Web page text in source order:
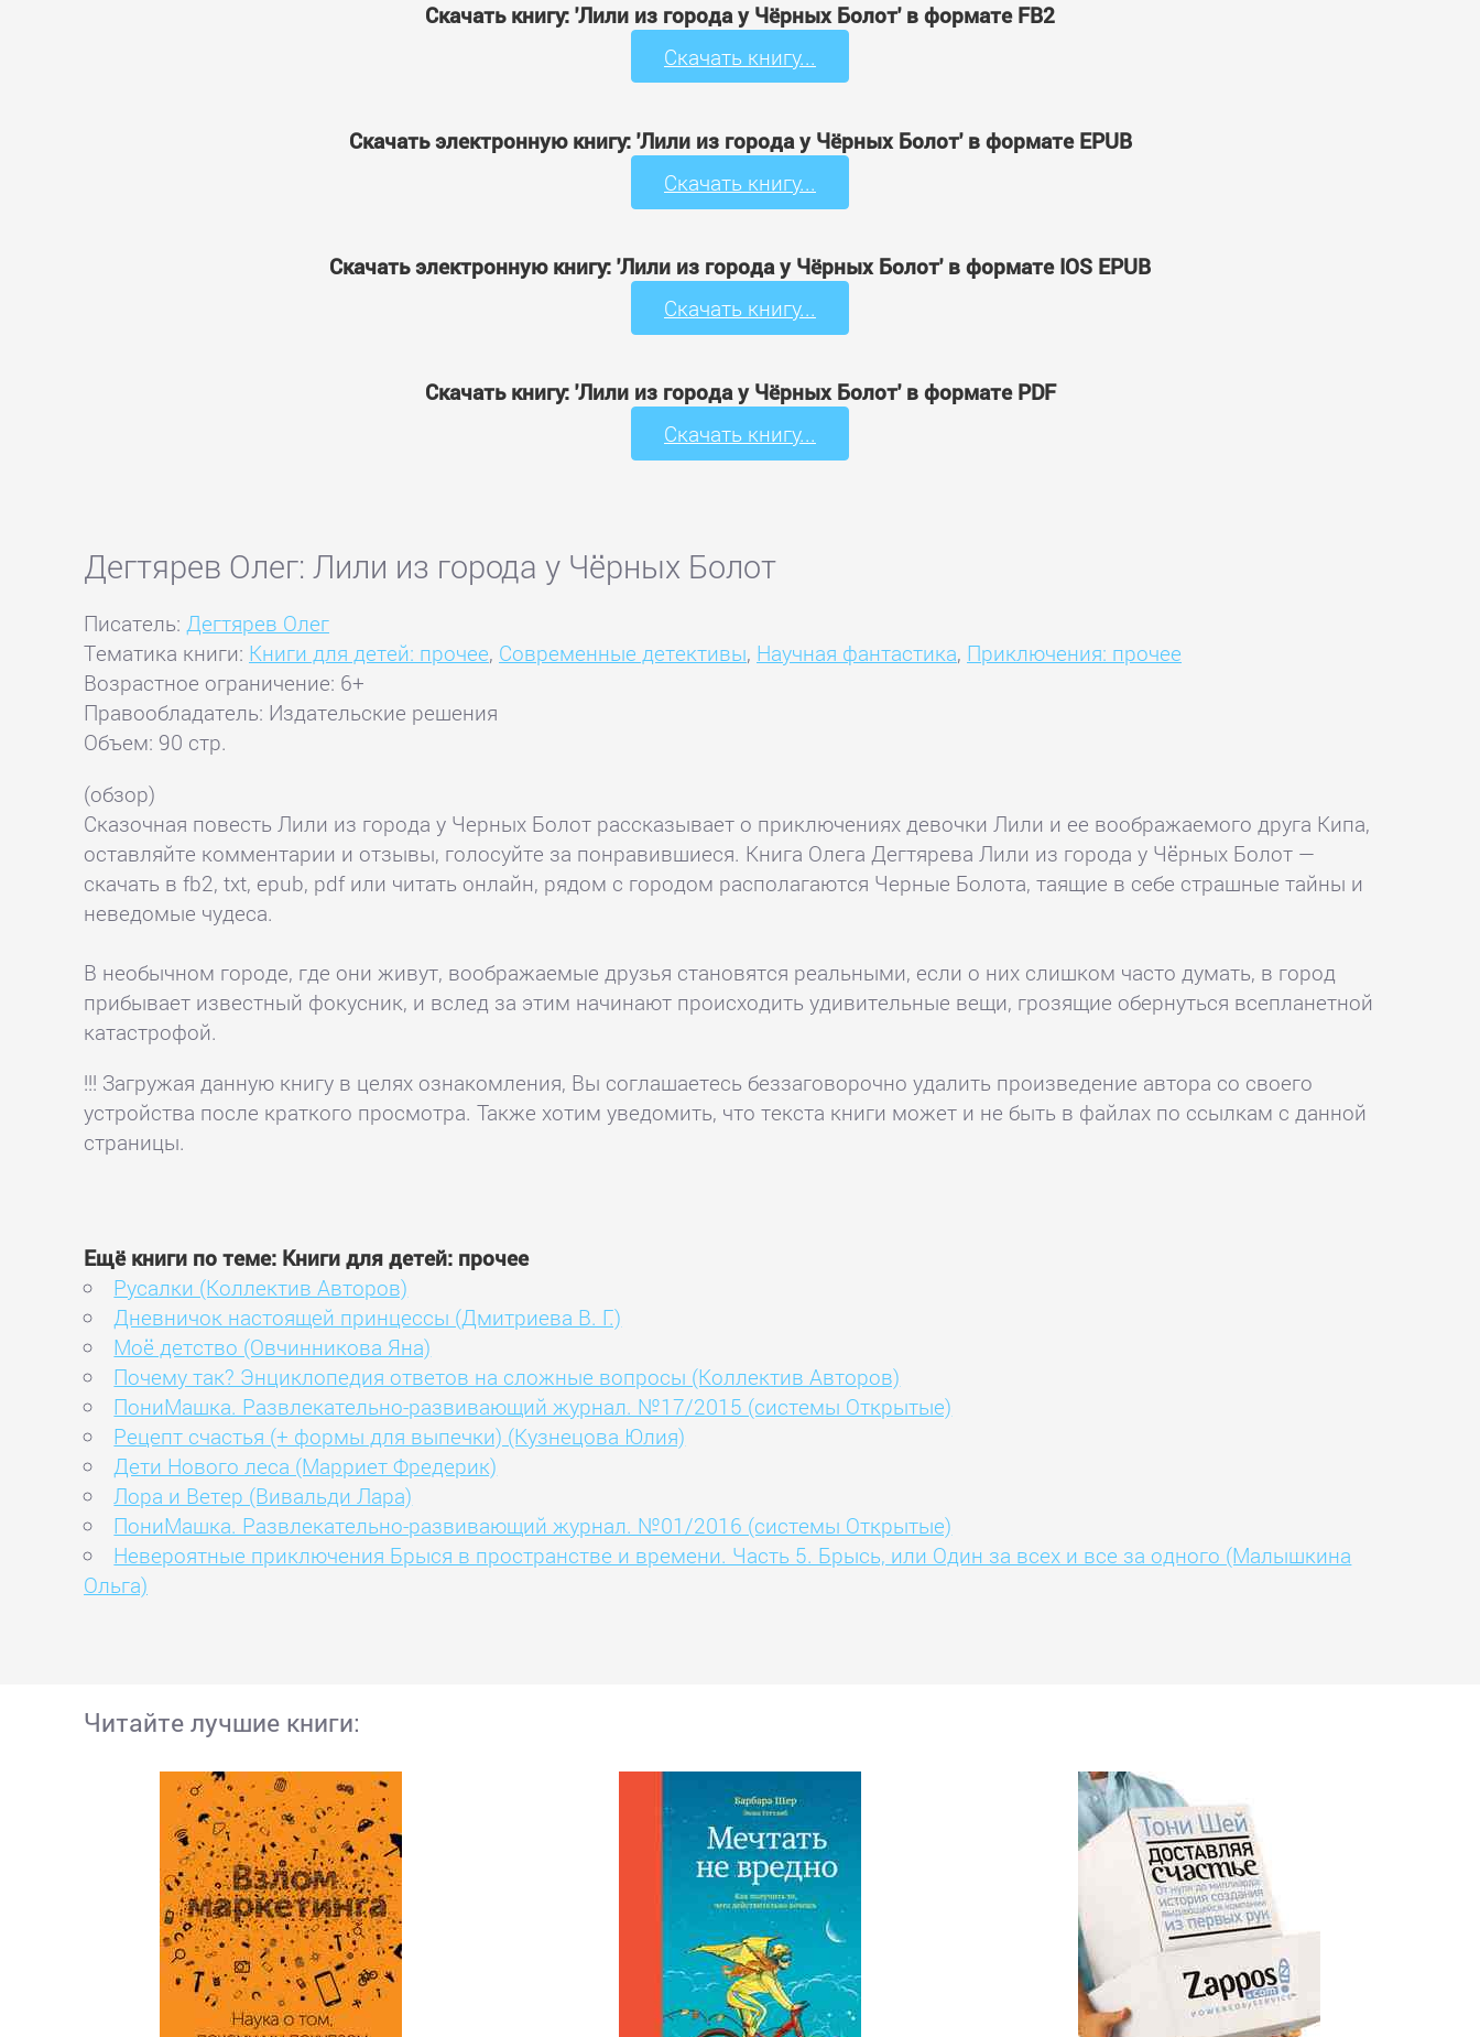
Скачать книгу: 'Лили из города у Чёрных Болот' в формате FB2
Скачать книгу...
Скачать электронную книгу: 'Лили из города у Чёрных Болот' в формате EPUB
Скачать книгу...
Скачать электронную книгу: 'Лили из города у Чёрных Болот' в формате IOS EPUB
Скачать книгу...
Скачать книгу: 'Лили из города у Чёрных Болот' в формате PDF
Скачать книгу...
Дегтярев Олег: Лили из города у Чёрных Болот
Писатель:Дегтярев Олег
Тематика книги: Книги для детей: прочее, Современные детективы, Научная фантастика, Приключения: прочее
Возрастное ограничение: 6+
Правообладатель: Издательские решения
Объем: 90 стр.
(обзор)
Сказочная повесть Лили из города у Черных Болот рассказывает о приключениях девочки Лили и ее воображаемого друга Кипа,
оставляйте комментарии и отзывы, голосуйте за понравившиеся. Книга Олега Дегтярева Лили из города у Чёрных Болот —
скачать в fb2, txt, epub, pdf или читать онлайн, рядом с городом располагаются Черные Болота, таящие в себе страшные тайны и
неведомые чудеса.
В необычном городе, где они живут, воображаемые друзья становятся реальными, если о них слишком часто думать, в город
прибывает известный фокусник, и вслед за этим начинают происходить удивительные вещи, грозящие обернуться всепланетной
катастрофой.
!!! Загружая данную книгу в целях ознакомления, Вы соглашаетесь беззаговорочно удалить произведение автора со своего
устройства после краткого просмотра. Также хотим уведомить, что текста книги может и не быть в файлах по ссылкам с данной
страницы.
Ещё книги по теме: Книги для детей: прочее
Русалки (Коллектив Авторов)
Дневничок настоящей принцессы (Дмитриева В. Г.)
Моё детство (Овчинникова Яна)
Почему так? Энциклопедия ответов на сложные вопросы (Коллектив Авторов)
ПониМашка. Развлекательно-развивающий журнал. №17/2015 (системы Открытые)
Рецепт счастья (+ формы для выпечки) (Кузнецова Юлия)
Дети Нового леса (Марриет Фредерик)
Лора и Ветер (Вивальди Лара)
ПониМашка. Развлекательно-развивающий журнал. №01/2016 (системы Открытые)
Невероятные приключения Брыся в пространстве и времени. Часть 5. Брысь, или Один за всех и все за одного (Малышкина
Ольга)
Читайте лучшие книги: